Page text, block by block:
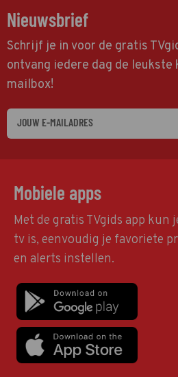
Nieuwsbrief
Schrijf je in voor de gratis
ontvang iedere dag de
mailbox!
Mobiele apps
Met de gratis TVgids app kun
tv is, eenvoudig je favoriete
en alerts instellen.